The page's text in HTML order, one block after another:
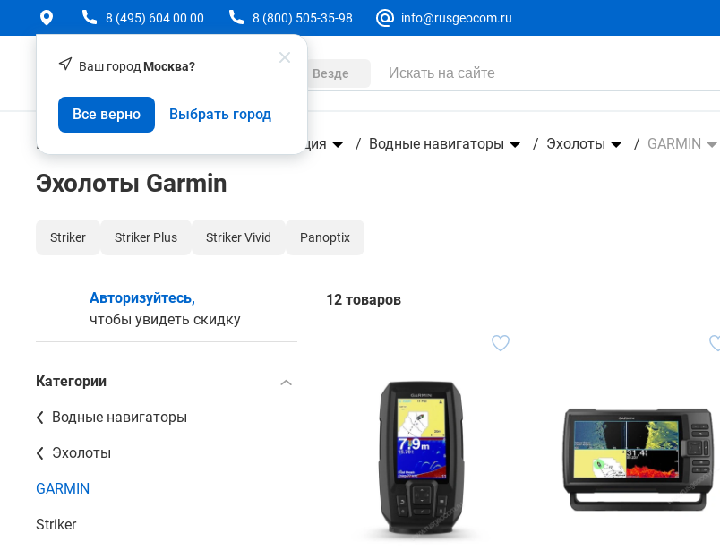
Ваш город Москва?
Все верно Выбрать город
8 (495) 604 00 00 8 (800) 505-35-98 info@rusgeocom.ru
Везде
Геодезическое оборудование Навигация Водные навигаторы Эхолоты GARMIN
Эхолоты Garmin
Striker Striker Plus Striker Vivid Panoptix
Авторизуйтесь,
чтобы увидеть скидку
Категории
Водные навигаторы
Эхолоты
GARMIN
Striker
12 товаров